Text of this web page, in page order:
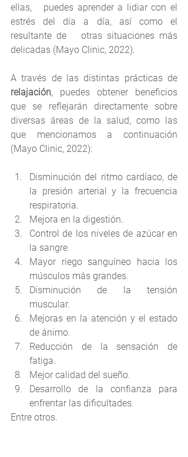
ellas,   puedes aprender a lidiar con el
estrés del día a día, así como el
resultante de   otras situaciones más
delicadas (Mayo Clinic, 2022).
relajación, puedes obtener beneficios
que se reflejarán directamente sobre
diversas áreas de la salud, como las
que mencionamos a continuación
(Mayo Clinic, 2022):
Disminución del ritmo cardíaco, de
la presión arterial y la frecuencia
respiratoria.
Mejora en la digestión.
Control de los niveles de azúcar en
la sangre.
Mayor riego sanguíneo hacia los
músculos más grandes.
Disminución de la tensión
muscular.
Mejoras en la atención y el estado
de ánimo.
Reducción de la sensación de
fatiga.
Mejor calidad del sueño.
Desarrollo de la confianza para
enfrentar las dificultades.
Entre otros.